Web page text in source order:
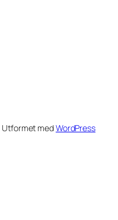
Utformet medWordPress